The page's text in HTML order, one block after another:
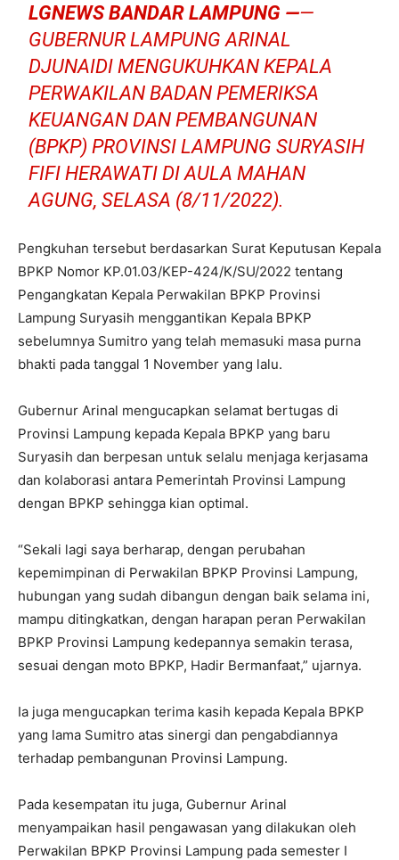
LGNEWS BANDAR LAMPUNG ——
GUBERNUR LAMPUNG ARINAL
DJUNAIDI MENGUKUHKAN KEPALA
PERWAKILAN BADAN PEMERIKSA
KEUANGAN DAN PEMBANGUNAN
(BPKP) PROVINSI LAMPUNG SURYASIH
FIFI HERAWATI DI AULA MAHAN
AGUNG, SELASA (8/11/2022).
Pengkuhan tersebut berdasarkan Surat Keputusan Kepala
BPKP Nomor KP.01.03/KEP-424/K/SU/2022 tentang
Pengangkatan Kepala Perwakilan BPKP Provinsi
Lampung Suryasih menggantikan Kepala BPKP
sebelumnya Sumitro yang telah memasuki masa purna
bhakti pada tanggal 1 November yang lalu.
Gubernur Arinal mengucapkan selamat bertugas di
Provinsi Lampung kepada Kepala BPKP yang baru
Suryasih dan berpesan untuk selalu menjaga kerjasama
dan kolaborasi antara Pemerintah Provinsi Lampung
dengan BPKP sehingga kian optimal.
“Sekali lagi saya berharap, dengan perubahan
kepemimpinan di Perwakilan BPKP Provinsi Lampung,
hubungan yang sudah dibangun dengan baik selama ini,
mampu ditingkatkan, dengan harapan peran Perwakilan
BPKP Provinsi Lampung kedepannya semakin terasa,
sesuai dengan moto BPKP, Hadir Bermanfaat,” ujarnya.
Ia juga mengucapkan terima kasih kepada Kepala BPKP
yang lama Sumitro atas sinergi dan pengabdiannya
terhadap pembangunan Provinsi Lampung.
Pada kesempatan itu juga, Gubernur Arinal
menyampaikan hasil pengawasan yang dilakukan oleh
Perwakilan BPKP Provinsi Lampung pada semester I